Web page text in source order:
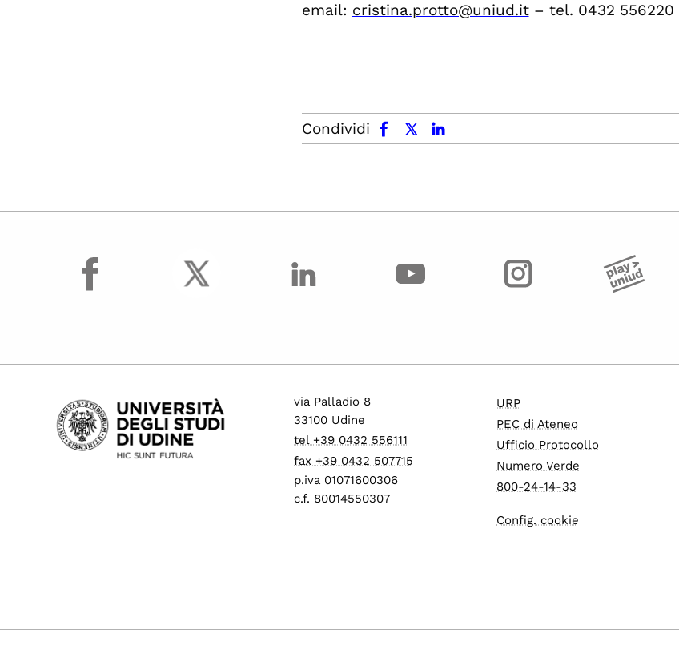
email: cristina.protto@uniud.it– tel. 0432 556220
Condividi
facebook x.com linkedin
facebook
via Palladio 8
33100 Udine
tel +39 0432 556111
fax +39 0432 507715
p.iva 01071600306
c.f. 80014550307
URP
PEC di Ateneo
Ufficio Protocollo
Numero Verde
800-24-14-33
Config. cookie